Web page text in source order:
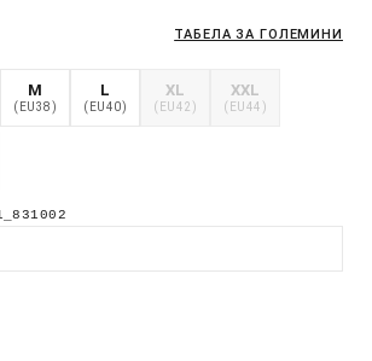
ТАБЕЛА ЗА ГОЛЕМИНИ
M
(EU38)
L
(EU40)
XL
(EU42)
XXL
(EU44)